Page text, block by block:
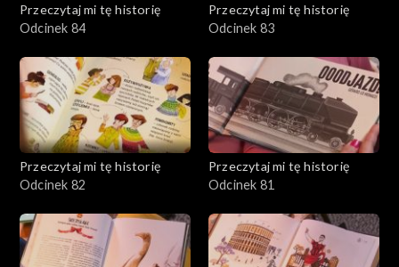
Przeczytaj mi tę historię
Odcinek 84
Przeczytaj mi tę historię
Odcinek 83
Przeczytaj mi tę historię
Odcinek 82
Przeczytaj mi tę historię
Odcinek 81